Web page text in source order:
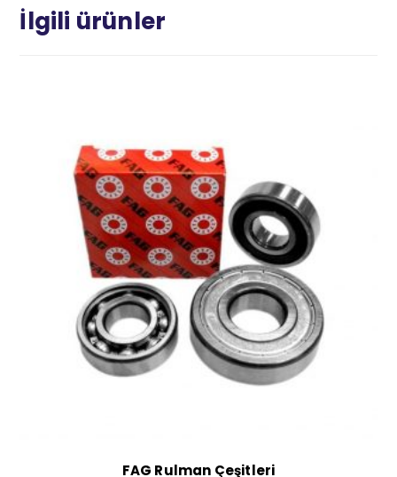
İlgili ürünler
FAG Rulman Çeşitleri